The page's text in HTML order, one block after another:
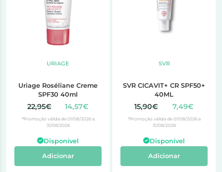
URIAGE
Uriage Roséliane Creme
SPF30 40ml
22,95€ 14,57€
*Promoção válida de 01/08/2026 a
31/08/2026
Disponível
Adicionar
SVR
SVR CICAVIT+ CR SPF50+
40ML
15,90€ 7,49€
*Promoção válida de 01/08/2026 a
31/08/2026
Disponível
Adicionar